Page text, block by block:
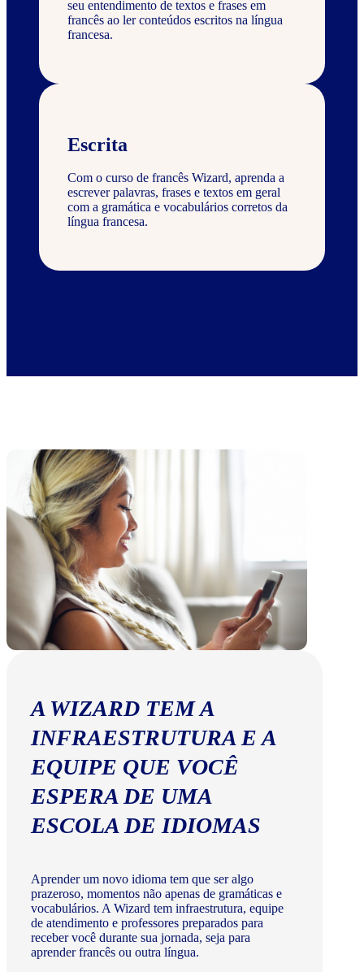
seu entendimento de textos e frases em
francês ao ler conteúdos escritos na língua
francesa.
Escrita
Com o curso de francês Wizard, aprenda a
escrever palavras, frases e textos em geral
com a gramática e vocabulários corretos da
língua francesa.
A WIZARD TEM A
INFRAESTRUTURA E A
EQUIPE QUE VOCÊ
ESPERA DE UMA
ESCOLA DE IDIOMAS
Aprender um novo idioma tem que ser algo
prazeroso, momentos não apenas de gramáticas e
vocabulários. A Wizard tem infraestrutura, equipe
de atendimento e professores preparados para
receber você durante sua jornada, seja para
aprender francês ou outra língua.